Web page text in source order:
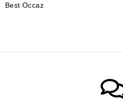
Best Occaz